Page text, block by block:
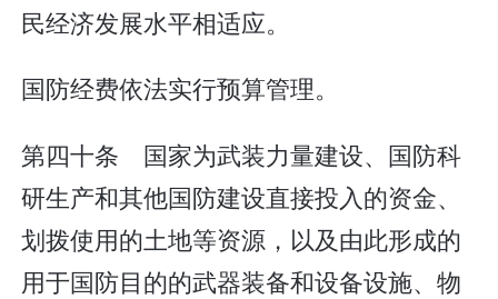
民经济发展水平相适应。
国防经费依法实行预算管理。
第四十条 国家为武装力量建设、国防科
研生产和其他国防建设直接投入的资金、
划拨使用的土地等资源，以及由此形成的
用于国防目的的武器装备和设备设施、物